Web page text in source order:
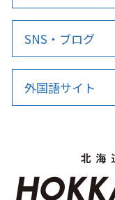
SNS・ブログ
外国語サイト